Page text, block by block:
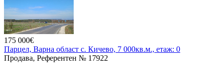
175 000€
Парцел, Варна област с. Кичево, 7 000кв.м., етаж: 0
Продава, Референтен № 17922